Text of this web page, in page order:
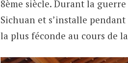
8ème siècle. Durant la
Sichuan et s’installe
la plus féconde au cours de